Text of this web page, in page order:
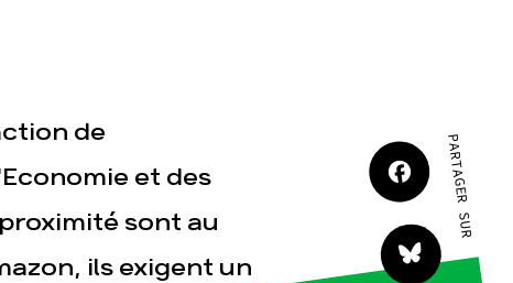
de
et des
sont au
ils exigent un
PARTAGER SUR